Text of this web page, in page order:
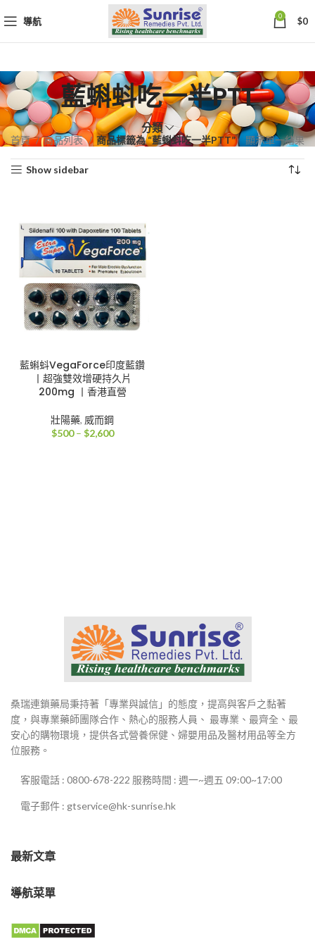
導航 0 $0
藍蝌蚪吃一半PTT
分類
首頁 商品列表 商品標籤為 “藍蝌蚪吃一半PTT” 顯示單一結果
Show sidebar
藍蝌蚪VegaForce印度藍鑽
丨超強雙效增硬持久片
200mg 丨香港直營
壯陽藥, 威而鋼
$500 – $2,600價
桑瑞連鎖藥局秉持著「專業與誠信」的態度，提高與客戶之黏著
度，與專業藥師團隊合作、熱心的服務人員、 最專業、最齊全、最
安心的購物環境，提供各式營養保健、婦嬰用品及醫材用品等全方
位服務。
客服電話 : 0800-678-222 服務時間 : 週一~週五 09:00~17:00
電子郵件 : gtservice@hk-sunrise.hk
最新文章
導航菜單